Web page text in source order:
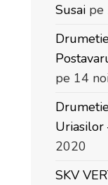
Susai pe
pe 14
Uriasilor
2020
SKV